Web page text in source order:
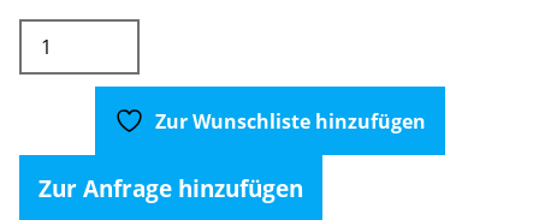
Super
Blonde
Menge
Zur Wunschliste hinzufügen
Zur Anfrage hinzufügen